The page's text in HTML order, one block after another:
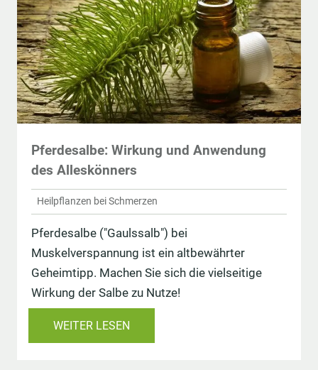
Pferdesalbe: Wirkung und Anwendung
des Alleskönners
Heilpflanzen bei Schmerzen
Pferdesalbe ("Gaulssalb") bei
Muskelverspannung ist ein altbewährter
Geheimtipp. Machen Sie sich die vielseitige
Wirkung der Salbe zu Nutze!
WEITER LESEN